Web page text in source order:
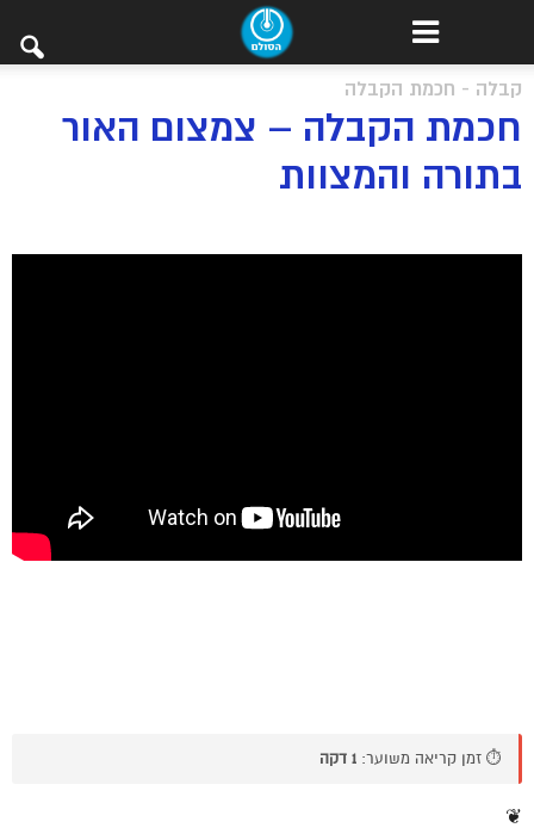
קבלה - חכמת הקבלה
חכמת הקבלה – צמצום האור
בתורה והמצוות
⏱️ זמן קריאה משוער: 1 דקה
❦